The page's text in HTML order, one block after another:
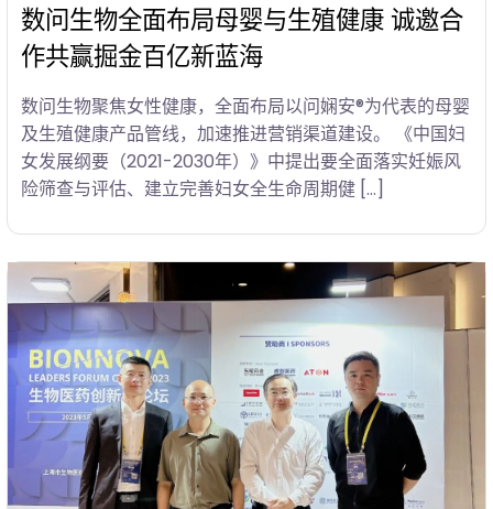
数问生物全面布局母婴与生殖健康 诚邀合
作共赢掘金百亿新蓝海
数问生物聚焦女性健康，全面布局以问娴安®为代表的母婴
及生殖健康产品管线，加速推进营销渠道建设。 《中国妇
女发展纲要（2021-2030年）》中提出要全面落实妊娠风
险筛查与评估、建立完善妇女全生命周期健 […]